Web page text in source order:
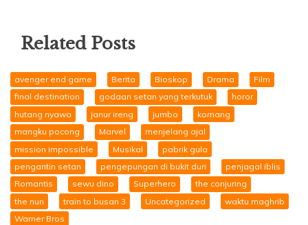
Related Posts
avenger end game Berita Bioskop Drama
Film
final destination
godaan setan yang terkutuk
horor
hutang nyawa
janur ireng jumbo
komang
mangku pocong
Marvel
menjelang ajal
mission impossible
Musikal
pabrik gula
pengantin setan
pengepungan di bukit duri
penjagal iblis
Romantis
sewu dino Superhero
the conjuring
the nun
train to busan 3 Uncategorized
waktu maghrib
Warner Bros